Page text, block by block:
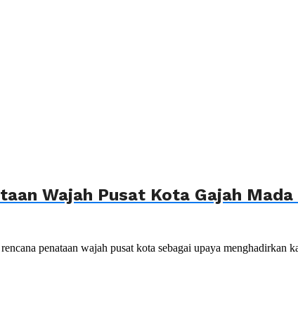
Wajah Pusat Kota Gajah
penataan wajah pusat kota sebagai upaya menghadirkan